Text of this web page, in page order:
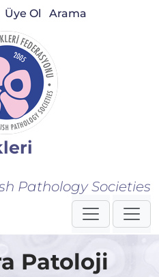
Pathology Societies
Üye Ol Arama
Patoloji